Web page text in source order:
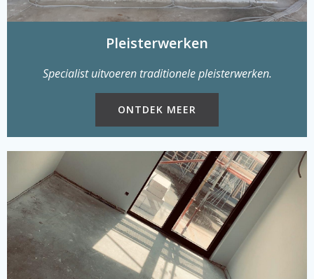
Pleisterwerken
Specialist uitvoeren traditionele pleisterwerken.
ONTDEK MEER